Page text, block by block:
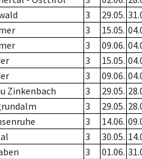
3 29.05.
3 15.05.
3 09.06.
3 15.05.
3 09.06.
Zinkenbach 3 29.05.
3 29.05.
3 14.06.
3 30.05.
3 01.06.